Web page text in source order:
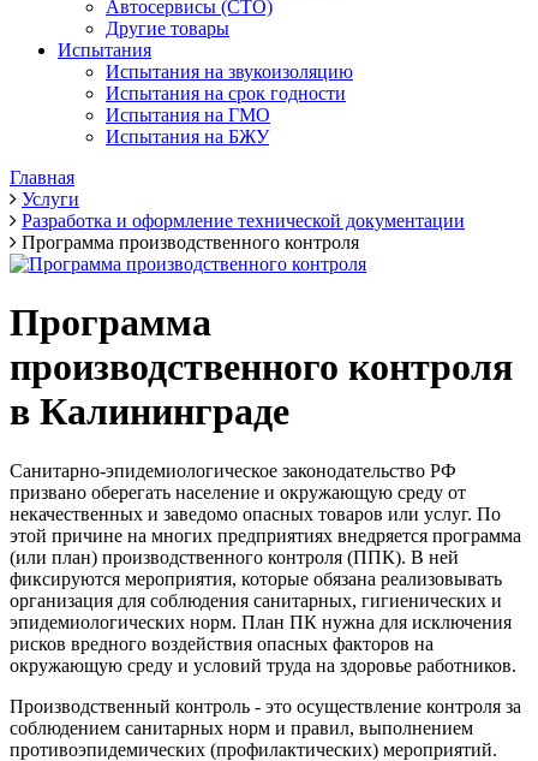
Автосервисы (СТО)
Другие товары
Испытания
Испытания на звукоизоляцию
Испытания на срок годности
Испытания на ГМО
Испытания на БЖУ
Главная
Услуги
Разработка и оформление технической документации
Программа производственного контроля
Программа
производственного контроля
в Калининграде
Санитарно-эпидемиологическое законодательство РФ
призвано оберегать население и окружающую среду от
некачественных и заведомо опасных товаров или услуг. По
этой причине на многих предприятиях внедряется программа
(или план) производственного контроля (ППК). В ней
фиксируются мероприятия, которые обязана реализовывать
организация для соблюдения санитарных, гигиенических и
эпидемиологических норм. План ПК нужна для исключения
рисков вредного воздействия опасных факторов на
окружающую среду и условий труда на здоровье работников.
Производственный контроль - это осуществление контроля за
соблюдением санитарных норм и правил, выполнением
противоэпидемических (профилактических) мероприятий.